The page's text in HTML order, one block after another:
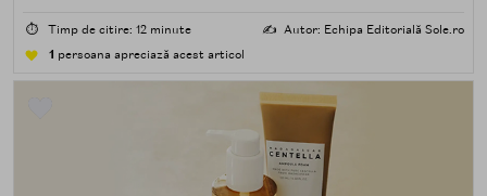
⏱️ Timp de citire: 12 minute ✍️ Autor: Echipa Editorială Sole.ro
1 persoana apreciază acest articol